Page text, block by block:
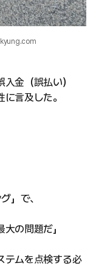
金（誤払い）
言及した。
」で、
の問題だ」
テムを点検する必